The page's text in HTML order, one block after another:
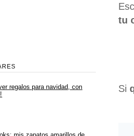
tu
Si
regalos para navidad, con